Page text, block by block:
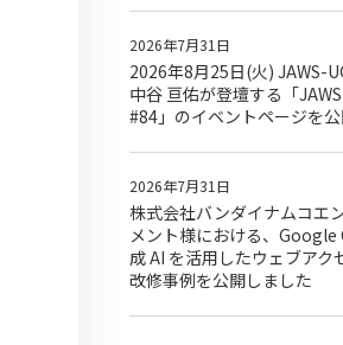
2026年7月31日
2026年8月25日(火) JAWS-
中谷 亘佑が登壇する「
#84」のイベントページを
2026年7月31日
株式会社バンダイナムコエ
メント様における、Google
成 AI を活用したウェブアク
改修事例を公開しました